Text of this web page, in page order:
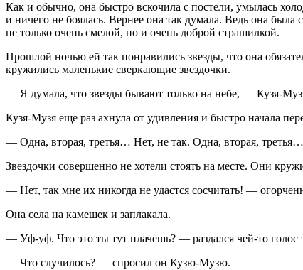
Как и обычно, она быстро вскочила с постели, умылась
и ничего не боялась. Вернее она так думала. Ведь она
не только очень смелой, но и очень доброй страшилкой.
Прошлой ночью ей так понравились звезды, что она
кружились маленькие сверкающие звездочки.
— Я думала, что звезды бывают только на небе, — Кузя-
Кузя-Музя еще раз ахнула от удивления и быстро начала
— Одна, вторая, третья… Нет, не так. Одна, вторая,
Звездочки совершенно не хотели стоять на месте. Они
— Нет, так мне их никогда не удастся сосчитать! —
Она села на камешек и заплакала.
— Уф-уф. Что это ты тут плачешь? — раздался чей-то
— Что случилось? — спросил он Кузю-Музю.